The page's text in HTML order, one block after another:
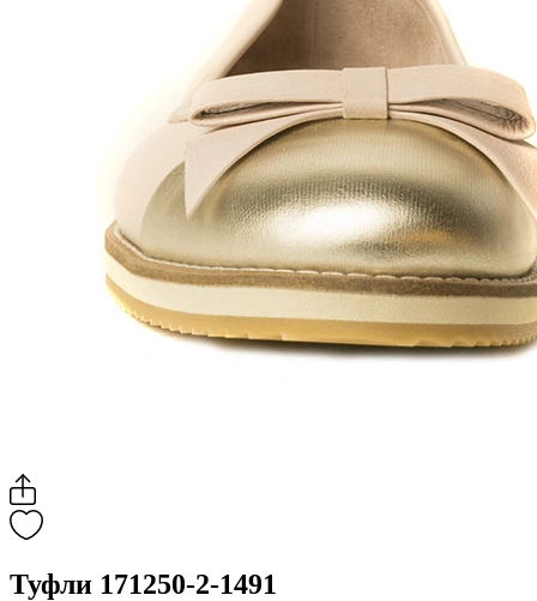
Туфли 171250-2-1491